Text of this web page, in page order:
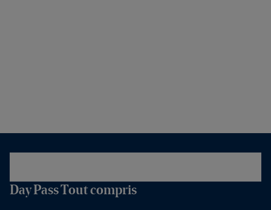
Day Pass Tout compris